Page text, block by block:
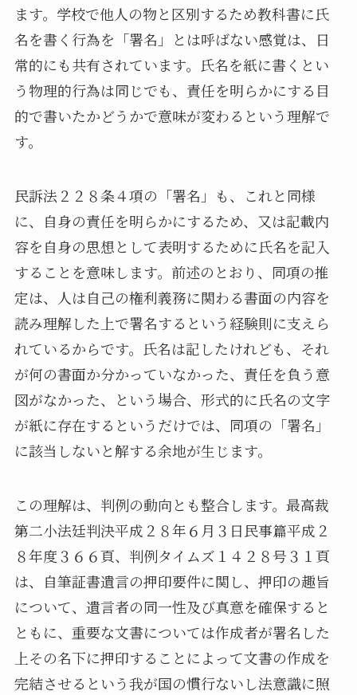
ます。学校で他人の物と区別するため教科書に氏
名を書く行為を「署名」とは呼ばない感覚は、日
常的にも共有されています。氏名を紙に書くとい
う物理的行為は同じでも、責任を明らかにする目
的で書いたかどうかで意味が変わるという理解で
す。
民訴法２２８条４項の「署名」も、これと同様
に、自身の責任を明らかにするため、又は記載内
容を自身の思想として表明するために氏名を記入
することを意味します。前述のとおり、同項の推
定は、人は自己の権利義務に関わる書面の内容を
読み理解した上で署名するという経験則に支えら
れているからです。氏名は記したけれども、それ
が何の書面か分かっていなかった、責任を負う意
図がなかった、という場合、形式的に氏名の文字
が紙に存在するというだけでは、同項の「署名」
に該当しないと解する余地が生じます。
この理解は、判例の動向とも整合します。最高裁
第二小法廷判決平成２８年６月３日民事篇平成２
８年度３６６頁、判例タイムズ１４２８号３１頁
は、自筆証書遺言の押印要件に関し、押印の趣旨
について、遺言者の同一性及び真意を確保すると
ともに、重要な文書については作成者が署名した
上その名下に押印することによって文書の作成を
完結させるという我が国の慣行ないし法意識に照